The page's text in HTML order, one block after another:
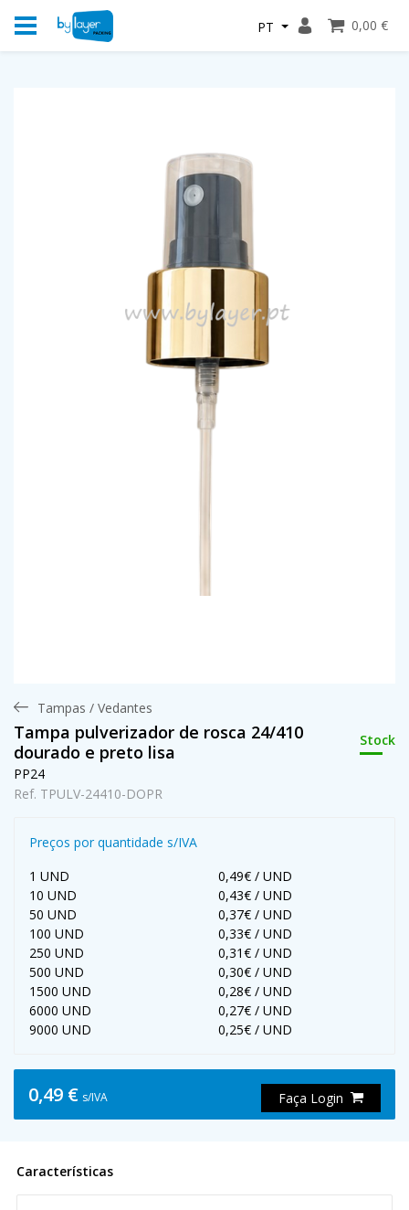
PT 0,00 €
Tampas / Vedantes
Tampa pulverizador de rosca 24/410
dourado e preto lisa
Stock
PP24
Ref. TPULV-24410-DOPR
Preços por quantidade s/IVA
1 UND
0,49€ / UND
10 UND
0,43€ / UND
50 UND
0,37€ / UND
100 UND
0,33€ / UND
250 UND
0,31€ / UND
500 UND
0,30€ / UND
1500 UND
0,28€ / UND
6000 UND
0,27€ / UND
9000 UND
0,25€ / UND
0,49 € s/IVA Faça Login
Características